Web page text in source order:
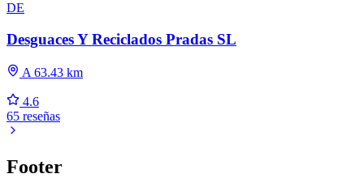
DE
Desguaces Y Reciclados Pradas SL
A 63.43 km
4.6
65 reseñas
Footer